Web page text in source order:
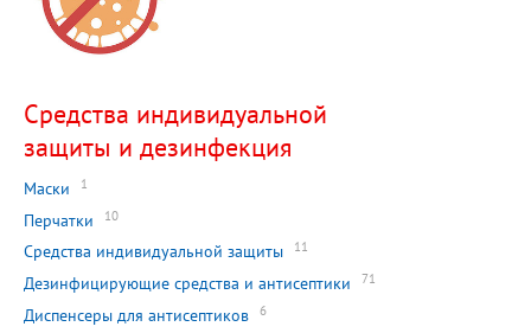
Средства индивидуальной
защиты и дезинфекция
Маски 1
Перчатки 10
Средства индивидуальной защиты 11
Дезинфицирующие средства и антисептики 71
Диспенсеры для антисептиков 6